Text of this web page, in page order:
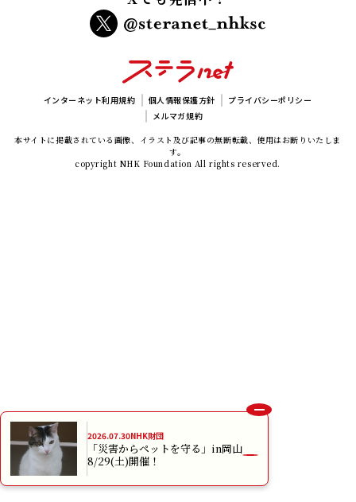
2026.07.30NHK財団
「災害からペットを守る」in岡山
8/29(土)開催！